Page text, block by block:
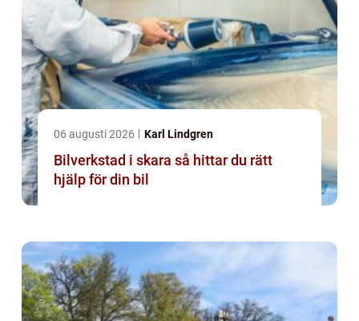
06 augusti 2026 Karl Lindgren
Bilverkstad i skara så hittar du rätt
hjälp för din bil